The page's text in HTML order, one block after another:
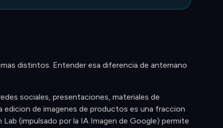
distintos. Entender esa diferencia de antemano
sociales, presentaciones, materiales de
edicion de imagenes de productos es una fraccion
(impulsado por la IA Imagen de Google) permite